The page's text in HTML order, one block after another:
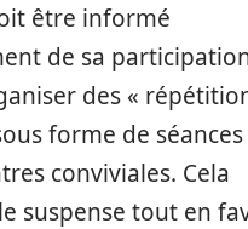
être informé
de sa
des «
forme de
conviviales. Cela
suspense tout en